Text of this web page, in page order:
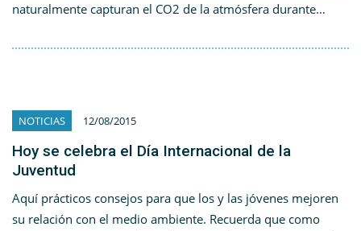
naturalmente capturan el CO2 de la atmósfera durante…
NOTICIAS 12/08/2015
Hoy se celebra el Día Internacional de la
Juventud
Aquí prácticos consejos para que los y las jóvenes mejoren
su relación con el medio ambiente. Recuerda que como